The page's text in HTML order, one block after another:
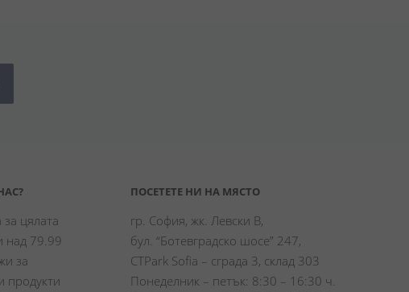
за цялата
над 79.99
за
продукти
ПОСЕТЕТЕ НИ НА МЯСТО
гр. София, жк. Левски В,
бул. “Ботевградско шосе” 247,
CTPark Sofia – сграда 3, склад 303
Понеделник – петък: 8:30 – 16:30 ч.